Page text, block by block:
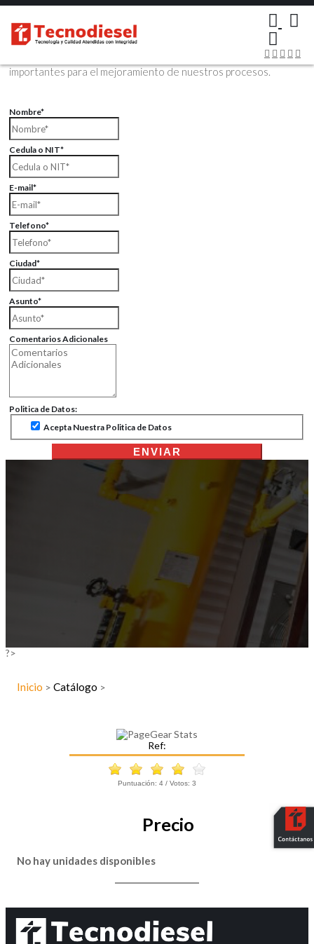
Contáctenos Vía Email
Envíenos sus datos con sus comentarios, sus opiniones son muy
importantes para el mejoramiento de nuestros procesos.
Nombre*
Cedula o NIT*
E-mail*
Telefono*
Ciudad*
Asunto*
Comentarios Adicionales
Politica de Datos:
Acepta Nuestra Politica de Datos
ENVIAR
?>
Inicio > Catálogo >
Ref:
Puntuación: 4 / Votos: 3
Precio
No hay unidades disponibles